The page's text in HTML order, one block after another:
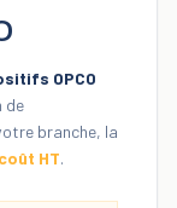
OPCO
de
branche, la
HT.